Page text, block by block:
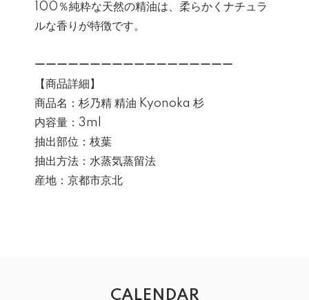
100％純粋な天然の精油は、柔らかくナチュラ
ルな香りが特徴です。
ーーーーーーーーーーーーーーーーーー
【商品詳細】
商品名：杉乃精 精油 Kyonoka 杉
内容量：3ml
抽出部位：枝葉
抽出方法：水蒸気蒸留法
産地：京都市京北
CALENDAR